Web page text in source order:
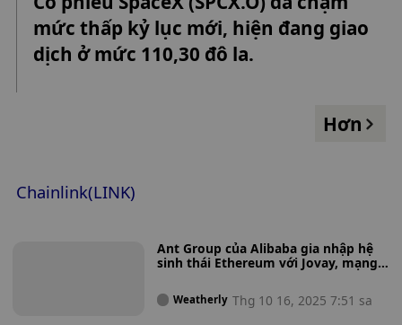
remains uncertain, and Blueway Photoelectric expects to
disclose the deal plan within no more than 10 trading days,
according to Jiemian News.
mức thấp kỷ lục mới, hiện đang giao
dịch ở mức 110,30 đô la.
Hơn
Chainlink(LINK)
Ant Group của Alibaba gia nhập hệ
sinh thái Ethereum với Jovay, mạng
thực tế
Weatherly Thg 10 16, 2025 7:51 sa